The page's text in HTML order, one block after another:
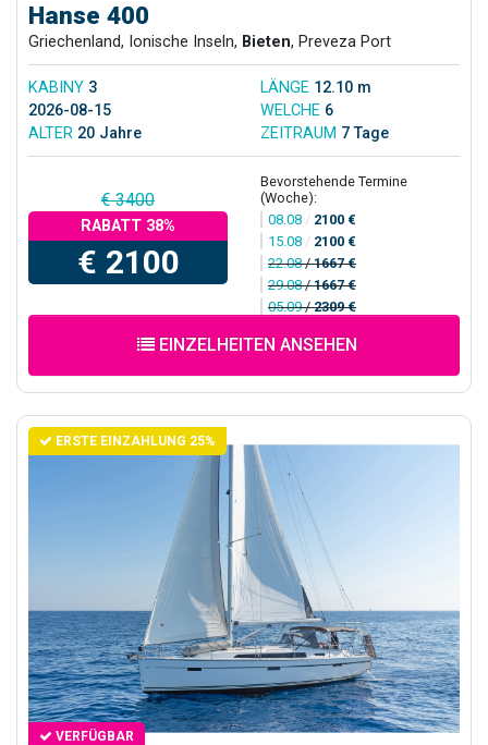
Hanse 400
Griechenland, Ionische Inseln, Bieten, Preveza Port
KABINY 3 LÄNGE 12.10 m
2026-08-15
WELCHE 6
ALTER 20 Jahre ZEITRAUM 7 Tage
€ 3400
RABATT 38%
€ 2100
Bevorstehende Termine
(Woche):
08.08 / 2100 €
15.08 / 2100 €
22.08/1667 €
29.08/1667 €
05.09/2309 €
EINZELHEITEN ANSEHEN
ERSTE EINZAHLUNG 25%
VERFÜGBAR